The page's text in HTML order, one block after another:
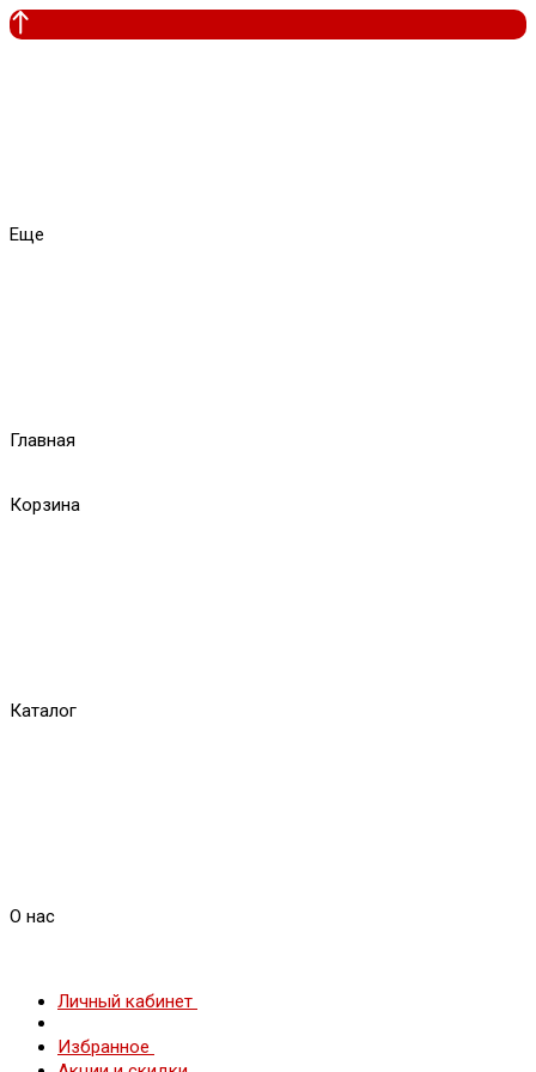
Еще
Главная
Корзина
Каталог
О нас
Личный кабинет
Избранное